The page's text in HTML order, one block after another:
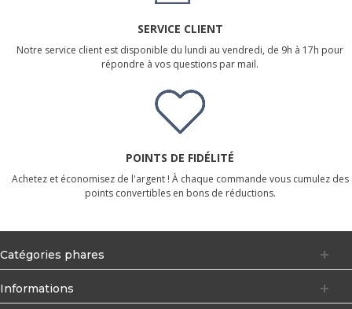
SERVICE CLIENT
Notre service client est disponible du lundi au vendredi, de 9h à 17h pour
répondre à vos questions par mail.
POINTS DE FIDÉLITÉ
Achetez et économisez de l'argent ! À chaque commande vous cumulez des
points convertibles en bons de réductions.
Catégories phares
Informations